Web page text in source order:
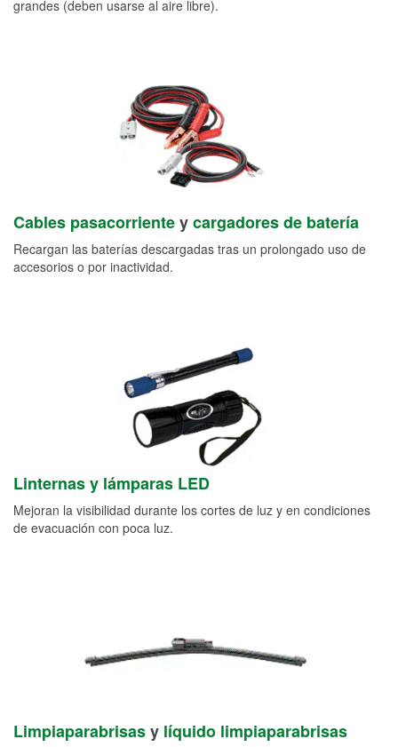
grandes (deben usarse al aire libre).
Cables pasacorrienteycargadores de batería
Recargan las baterías descargadas tras un prolongado uso de
accesorios o por inactividad.
Linternas y lámparas LED
Mejoran la visibilidad durante los cortes de luz y en condiciones
de evacuación con poca luz.
Limpiaparabrisasy líquido limpiaparabrisas